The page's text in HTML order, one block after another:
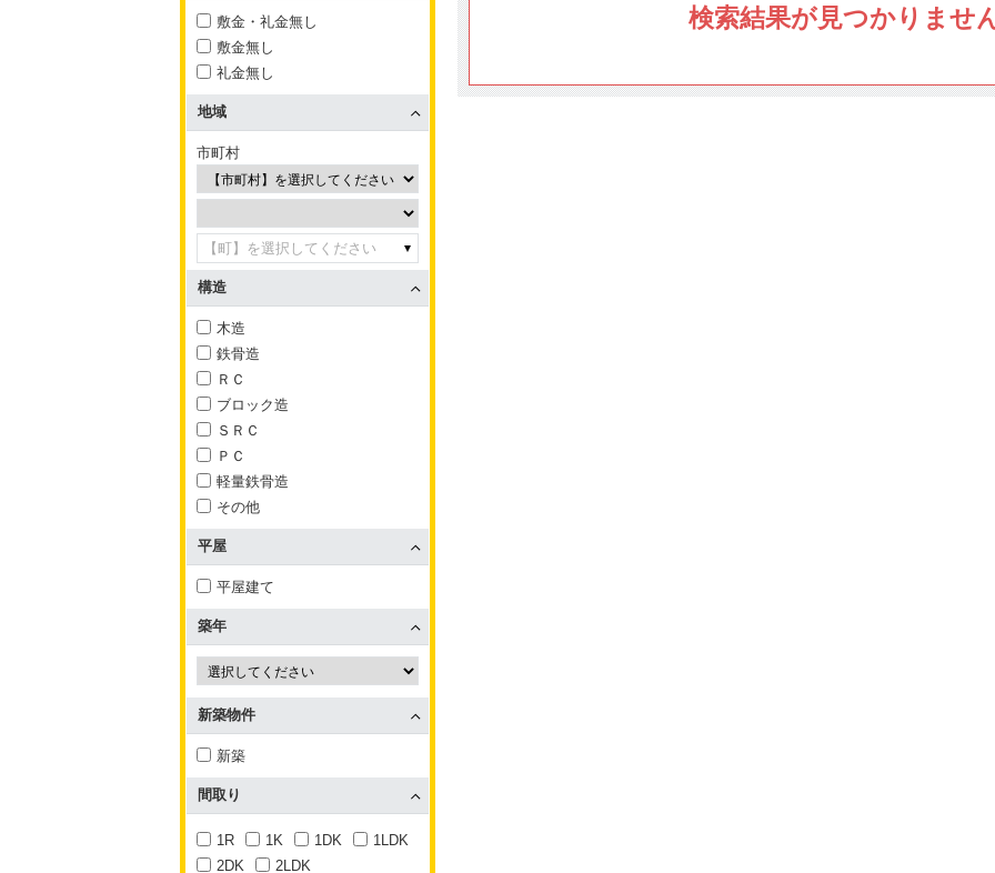
検索結果が見つかりませ
敷金・礼金無し
敷金無し
礼金無し
地域
市町村
【町】を選択してください
構造
木造
鉄骨造
ＲＣ
ブロック造
ＳＲＣ
ＰＣ
軽量鉄骨造
その他
平屋
平屋建て
築年
新築物件
新築
間取り
1R 1K 1DK
1LDK
2DK
2LDK